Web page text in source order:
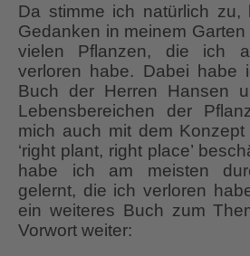
Da stimme ich natürlich zu,
Gedanken in meinem
vielen Pflanzen, die ich
verloren habe. Dabei habe
Buch der Herren Hansen
Lebensbereichen der
mich auch mit dem
‘right plant, right place’
habe ich am meisten
gelernt, die ich verloren
ein weiteres Buch zum
Vorwort weiter: